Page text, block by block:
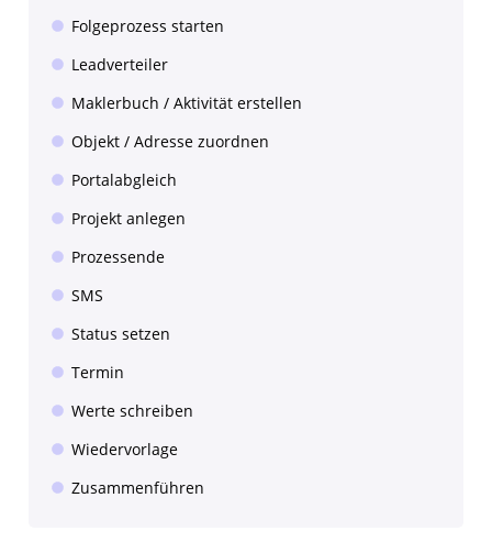
Folgeprozess starten
Leadverteiler
Maklerbuch / Aktivität erstellen
Objekt / Adresse zuordnen
Portalabgleich
Projekt anlegen
Prozessende
SMS
Status setzen
Termin
Werte schreiben
Wiedervorlage
Zusammenführen